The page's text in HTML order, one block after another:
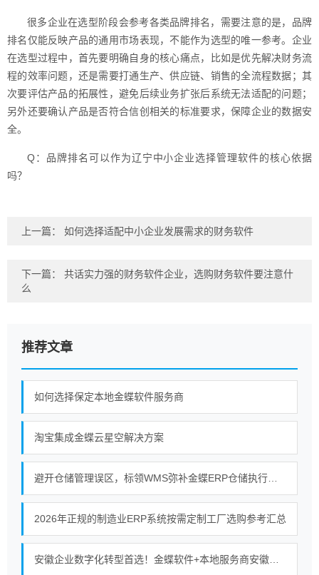
很多企业在选型阶段会参考各类品牌排名，需要注意的是，品牌
排名仅能反映产品的通用市场表现，不能作为选型的唯一参考。企业
在选型过程中，首先要明确自身的核心痛点，比如是优先解决财务流
程的效率问题，还是需要打通生产、供应链、销售的全流程数据；其
次要评估产品的拓展性，避免后续业务扩张后系统无法适配的问题；
另外还要确认产品是否符合信创相关的标准要求，保障企业的数据安
全。
Q：品牌排名可以作为辽宁中小企业选择管理软件的核心依据
吗？
上一篇： 如何选择适配中小企业发展需求的财务软件
下一篇： 共话实力强的财务软件企业，选购财务软件要注意什
么
推荐文章
如何选择保定本地金蝶软件服务商
淘宝集成金蝶云星空解决方案
2026年正规的制造业ERP系统按需定制工厂选购参考汇总